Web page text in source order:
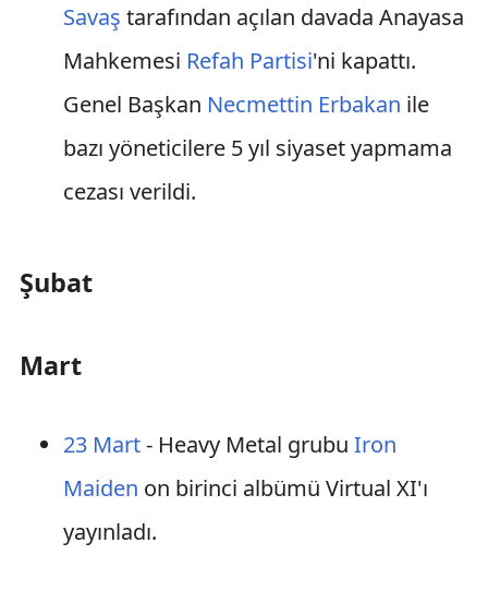
Savaş tarafından açılan davada Anayasa
Mahkemesi Refah Partisi'ni kapattı.
Genel Başkan Necmettin Erbakan ile
bazı yöneticilere 5 yıl siyaset yapmama
cezası verildi.
Şubat
Mart
23 Mart- Heavy Metal grubu Iron
Maiden on birinci albümü Virtual XI'ı
yayınladı.